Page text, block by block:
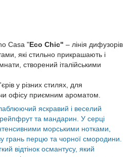
Casa "Eco Chic" – лінія дифузорів
які стильно прикрашають і
створений італійськими
у різних стилях, для
офісу приємним ароматом.
яскравий і веселий
та мандарин. У серці
морськими нотками,
грань перцю та чорної смородини.
відтінок османтусу, який